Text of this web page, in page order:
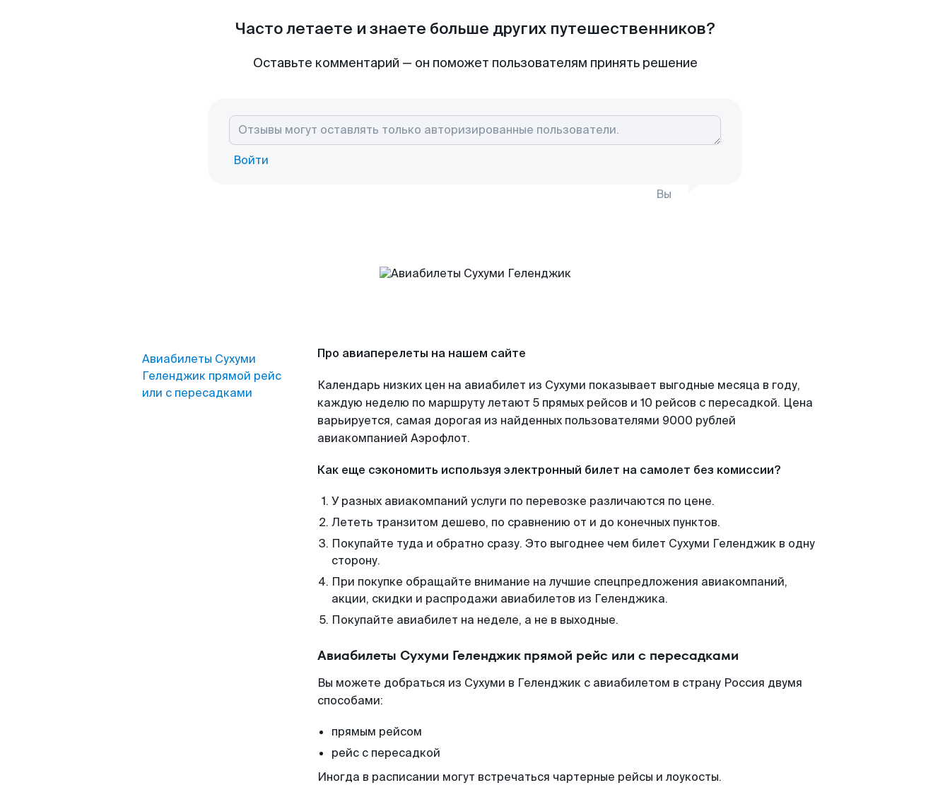
Часто летаете и знаете больше других путешественников?
Оставьте комментарий — он поможет пользователям принять решение
Войти
Вы
Авиабилеты Сухуми
Геленджик прямой рейс
или с пересадками
Про авиаперелеты на нашем сайте
Календарь низких цен на авиабилет из Сухуми показывает выгодные месяца в году,
каждую неделю по маршруту летают 5 прямых рейсов и 10 рейсов с пересадкой. Цена
варьируется, самая дорогая из найденных пользователями 9000 рублей
авиакомпанией Аэрофлот.
Как еще сэкономить используя электронный билет на самолет без комиссии?
У разных авиакомпаний услуги по перевозке различаются по цене.
Лететь транзитом дешево, по сравнению от и до конечных пунктов.
Покупайте туда и обратно сразу. Это выгоднее чем билет Сухуми Геленджик в одну
сторону.
При покупке обращайте внимание на лучшие спецпредложения авиакомпаний,
акции, скидки и распродажи авиабилетов из Геленджика.
Покупайте авиабилет на неделе, а не в выходные.
Авиабилеты Сухуми Геленджик прямой рейс или с пересадками
Вы можете добраться из Сухуми в Геленджик с авиабилетом в страну Россия двумя
способами:
прямым рейсом
рейс с пересадкой
Иногда в расписании могут встречаться чартерные рейсы и лоукосты.